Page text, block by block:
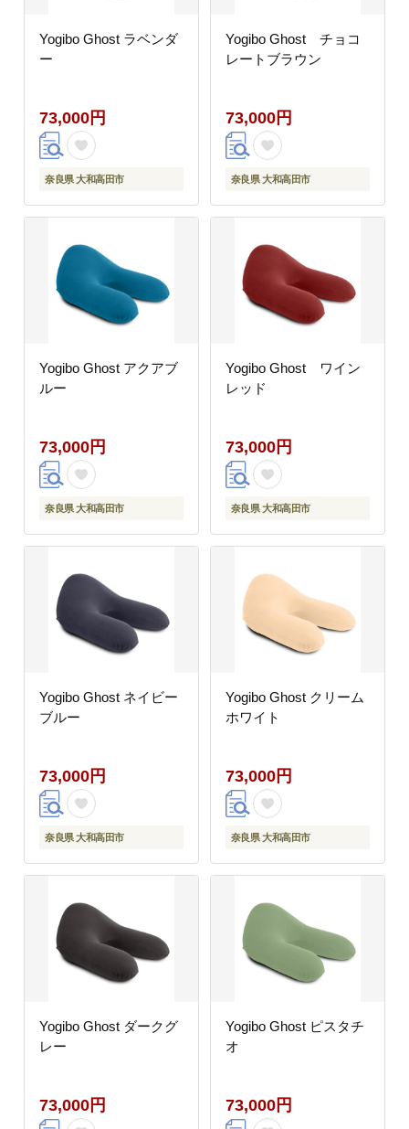
Yogibo Ghost ラベンダ
ー
73,000円
奈良県 大和高田市
Yogibo Ghost チョコ
レートブラウン
73,000円
奈良県 大和高田市
Yogibo Ghost アクアブ
ルー
73,000円
奈良県 大和高田市
Yogibo Ghost ワイン
レッド
73,000円
奈良県 大和高田市
Yogibo Ghost ネイビー
ブルー
73,000円
奈良県 大和高田市
Yogibo Ghost クリーム
ホワイト
73,000円
奈良県 大和高田市
Yogibo Ghost ダークグ
レー
73,000円
Yogibo Ghost ピスタチ
オ
73,000円